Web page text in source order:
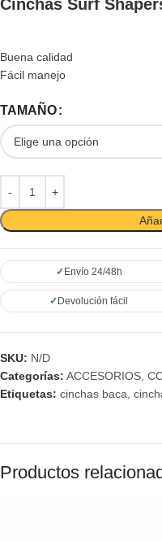
Cinchas Surf
Buena calidad
Fácil manejo
TAMAÑO
Envío 24/48h
Devolución fácil
SKU: N/D
Categorías: ACCESORIOS,
Etiquetas: cinchas baca,
Productos